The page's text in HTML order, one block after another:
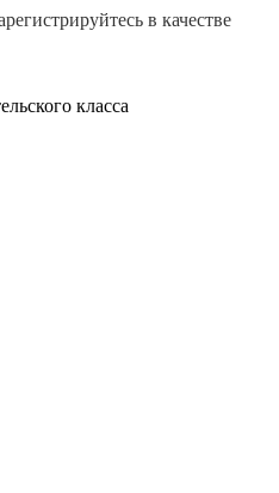
в качестве
класса